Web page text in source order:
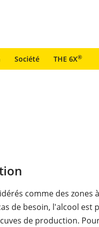
Société THE 6X®
comme des zones
de besoin, l'alcool est
de production.